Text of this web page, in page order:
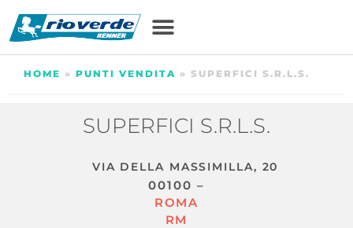
HOME » PUNTI VENDITA » SUPERFICI S.R.L.S.
SUPERFICI S.R.L.S.
VIA DELLA MASSIMILLA, 20
00100 –
ROMA
RM